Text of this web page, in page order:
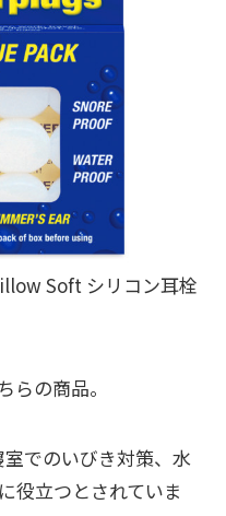
シリコン耳栓
らの商品。
でのいびき対策、水
役立つとされていま